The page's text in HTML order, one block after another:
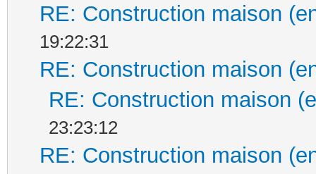
RE: Construction maison
19:22:31
RE: Construction maison
RE: Construction maison
23:23:12
RE: Construction maison